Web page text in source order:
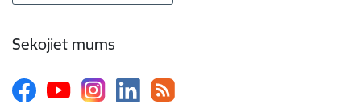
Sekojiet mums